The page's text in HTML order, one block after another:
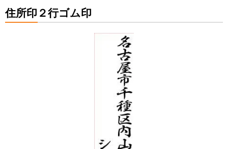
住所印２行ゴム印